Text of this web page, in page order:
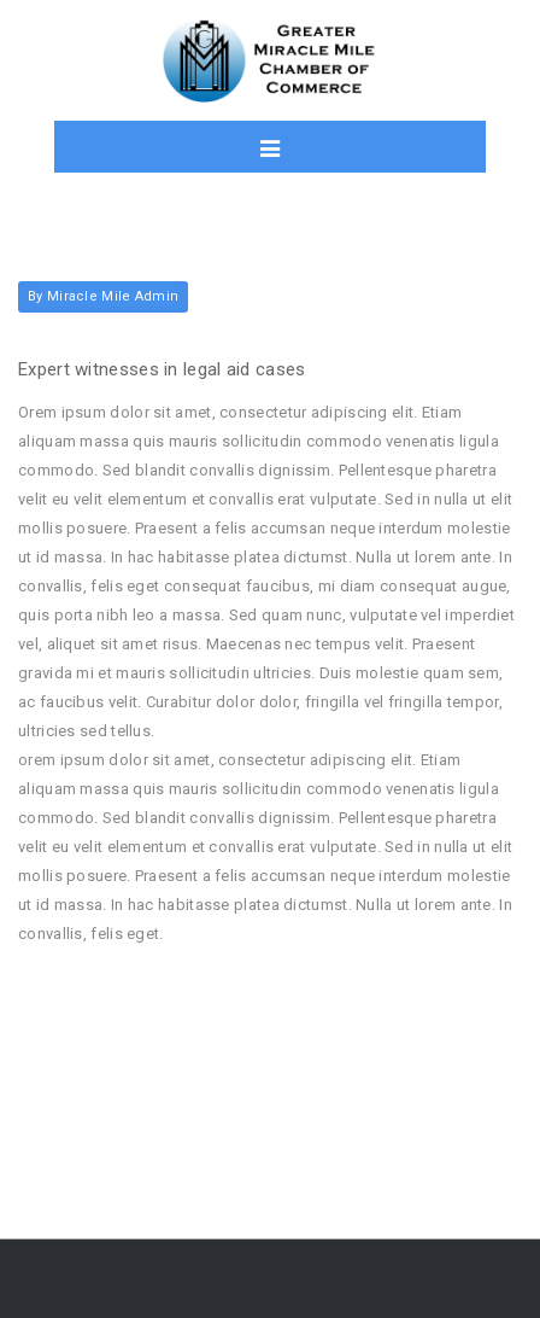
By Miracle Mile Admin
Expert witnesses in legal aid cases
Orem ipsum dolor sit amet, consectetur adipiscing elit. Etiam
aliquam massa quis mauris sollicitudin commodo venenatis ligula
commodo. Sed blandit convallis dignissim. Pellentesque pharetra
velit eu velit elementum et convallis erat vulputate. Sed in nulla ut elit
mollis posuere. Praesent a felis accumsan neque interdum molestie
ut id massa. In hac habitasse platea dictumst. Nulla ut lorem ante. In
convallis, felis eget consequat faucibus, mi diam consequat augue,
quis porta nibh leo a massa. Sed quam nunc, vulputate vel imperdiet
vel, aliquet sit amet risus. Maecenas nec tempus velit. Praesent
gravida mi et mauris sollicitudin ultricies. Duis molestie quam sem,
ac faucibus velit. Curabitur dolor dolor, fringilla vel fringilla tempor,
ultricies sed tellus.
orem ipsum dolor sit amet, consectetur adipiscing elit. Etiam
aliquam massa quis mauris sollicitudin commodo venenatis ligula
commodo. Sed blandit convallis dignissim. Pellentesque pharetra
velit eu velit elementum et convallis erat vulputate. Sed in nulla ut elit
mollis posuere. Praesent a felis accumsan neque interdum molestie
ut id massa. In hac habitasse platea dictumst. Nulla ut lorem ante. In
convallis, felis eget.